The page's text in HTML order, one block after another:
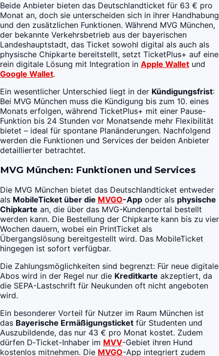
Beide Anbieter bieten das Deutschlandticket für 63 € pro
Monat an, doch sie unterscheiden sich in ihrer Handhabung
und den zusätzlichen Funktionen. Während MVG München,
der bekannte Verkehrsbetrieb aus der bayerischen
Landeshauptstadt, das Ticket sowohl digital als auch als
physische Chipkarte bereitstellt, setzt TicketPlus+ auf eine
rein digitale Lösung mit Integration in Apple Wallet und
Google Wallet.
Ein wesentlicher Unterschied liegt in der Kündigungsfrist:
Bei MVG München muss die Kündigung bis zum 10. eines
Monats erfolgen, während TicketPlus+ mit einer Pause-
Funktion bis 24 Stunden vor Monatsende mehr Flexibilität
bietet – ideal für spontane Planänderungen. Nachfolgend
werden die Funktionen und Services der beiden Anbieter
detaillierter betrachtet.
MVG München: Funktionen und Services
Die MVG München bietet das Deutschlandticket entweder
als MobileTicket über die MVGO-App oder als physische
Chipkarte an, die über das MVG-Kundenportal bestellt
werden kann. Die Bestellung der Chipkarte kann bis zu vier
Wochen dauern, wobei ein PrintTicket als
Übergangslösung bereitgestellt wird. Das MobileTicket
hingegen ist sofort verfügbar.
Die Zahlungsmöglichkeiten sind begrenzt: Für neue digitale
Abos wird in der Regel nur die Kreditkarte akzeptiert, da
die SEPA-Lastschrift für Neukunden oft nicht angeboten
wird.
Ein besonderer Vorteil für Nutzer im Raum München ist
das Bayerische Ermäßigungsticket für Studenten und
Auszubildende, das nur 43 € pro Monat kostet. Zudem
dürfen D‑Ticket-Inhaber im MVV-Gebiet ihren Hund
kostenlos mitnehmen. Die MVGO-App integriert zudem